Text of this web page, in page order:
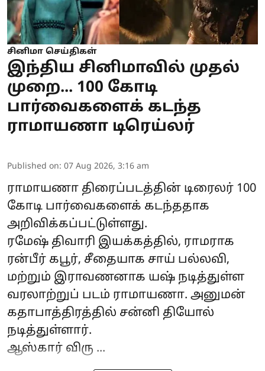
சினிமா செய்திகள்
இந்திய சினிமாவில் முதல்
முறை... 100 கோடி
பார்வைகளைக் கடந்த
ராமாயணா டிரெய்லர்
Published on: 07 Aug 2026, 3:16 am
ராமாயணா திரைப்படத்தின் டிரைலர் 100
கோடி பார்வைகளைக் கடந்ததாக
அறிவிக்கப்பட்டுள்ளது.
ரமேஷ் திவாரி இயக்கத்தில், ராமராக
ரன்பீர் கபூர், சீதையாக சாய் பல்லவி,
மற்றும் இராவணனாக யஷ் நடித்துள்ள
வரலாற்றுப் படம் ராமாயணா. அனுமன்
கதாபாத்திரத்தில் சன்னி தியோல்
நடித்துள்ளார்.
ஆஸ்கார் விரு ...